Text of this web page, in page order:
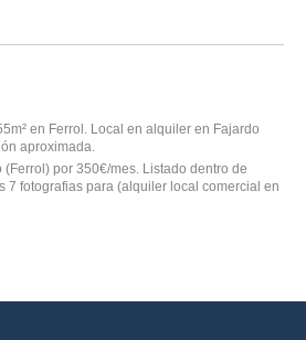
en Ferrol. Local en alquiler en Fajardo
aproximada.
por 350€/mes. Listado dentro de
7 fotografias para (alquiler local comercial en